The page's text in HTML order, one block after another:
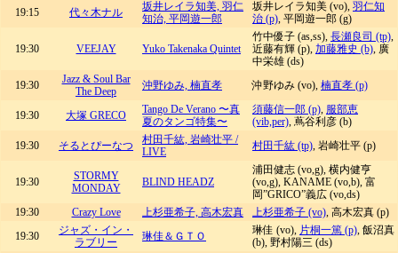
19:15 代々木ナル
坂井レイラ知美, 羽仁
知治, 平岡遊一郎
坂井レイラ知美 (vo), 羽仁知
治 (p), 平岡遊一郎 (g)
19:30 VEEJAY Yuko Takenaka Quintet
竹中優子 (as,ss), 長瀬良司 (tp),
近藤有輝 (p), 加藤雅史 (b), 廣
中栄雄 (ds)
19:30
Jazz & Soul Bar
The Deep
沖野ゆみ, 楠直孝 沖野ゆみ (vo), 楠直孝 (p)
19:30 大塚 GRECO
Tango De Verano 〜真
夏のタンゴ特集〜
須藤信一郎 (p), 服部恵
(vib,per), 蔦谷利彦 (b)
19:30
そるとぴーなつ
村田千紘, 岩崎壮平 /
LIVE
村田千紘 (tp), 岩崎壮平 (p)
19:30
STORMY
MONDAY
BLIND HEADZ
浦田健志 (vo,g), 横内健亨
(vo,g), KANAME (vo,b), 富
岡”GRICO”義広 (vo,ds)
19:30
Crazy Love 上杉亜希子, 高木宏真 上杉亜希子 (vo), 高木宏真 (p)
19:30
ジャズ・イン・
ラブリー
琳佳＆ＧＴＯ 琳佳 (vo), 片桐一篤 (p), 飯沼真
(b), 野村陽三 (ds)